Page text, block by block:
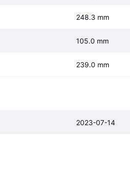
248.3 mm
105.0 mm
239.0 mm
2023-07-14